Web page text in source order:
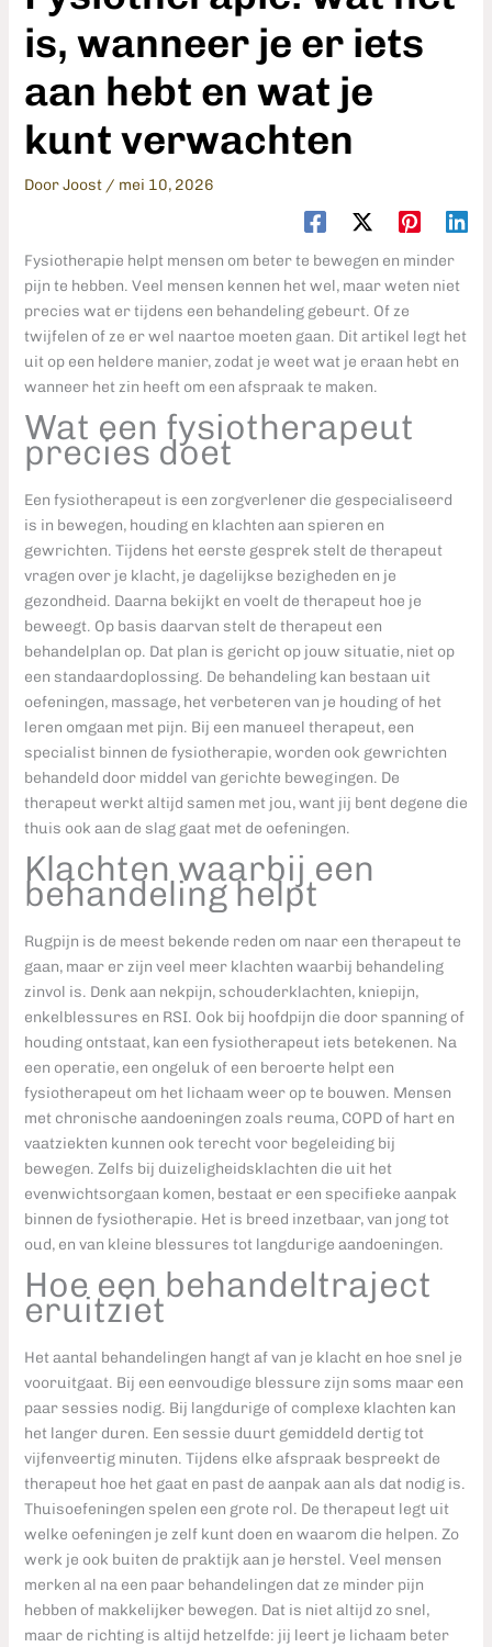
is, wanneer je er iets
aan hebt en wat je
kunt verwachten
DoorJoost / mei 10, 2026
Fysiotherapie helpt mensen om beter te bewegen en minder
pijn te hebben. Veel mensen kennen het wel, maar weten niet
precies wat er tijdens een behandeling gebeurt. Of ze
twijfelen of ze er wel naartoe moeten gaan. Dit artikel legt het
uit op een heldere manier, zodat je weet wat je eraan hebt en
wanneer het zin heeft om een afspraak te maken.
Wat een fysiotherapeut
precies doet
Een fysiotherapeut is een zorgverlener die gespecialiseerd
is in bewegen, houding en klachten aan spieren en
gewrichten. Tijdens het eerste gesprek stelt de therapeut
vragen over je klacht, je dagelijkse bezigheden en je
gezondheid. Daarna bekijkt en voelt de therapeut hoe je
beweegt. Op basis daarvan stelt de therapeut een
behandelplan op. Dat plan is gericht op jouw situatie, niet op
een standaardoplossing. De behandeling kan bestaan uit
oefeningen, massage, het verbeteren van je houding of het
leren omgaan met pijn. Bij een manueel therapeut, een
specialist binnen de fysiotherapie, worden ook gewrichten
behandeld door middel van gerichte bewegingen. De
therapeut werkt altijd samen met jou, want jij bent degene die
thuis ook aan de slag gaat met de oefeningen.
Klachten waarbij een
behandeling helpt
Rugpijn is de meest bekende reden om naar een therapeut te
gaan, maar er zijn veel meer klachten waarbij behandeling
zinvol is. Denk aan nekpijn, schouderklachten, kniepijn,
enkelblessures en RSI. Ook bij hoofdpijn die door spanning of
houding ontstaat, kan een fysiotherapeut iets betekenen. Na
een operatie, een ongeluk of een beroerte helpt een
fysiotherapeut om het lichaam weer op te bouwen. Mensen
met chronische aandoeningen zoals reuma, COPD of hart en
vaatziekten kunnen ook terecht voor begeleiding bij
bewegen. Zelfs bij duizeligheidsklachten die uit het
evenwichtsorgaan komen, bestaat er een specifieke aanpak
binnen de fysiotherapie. Het is breed inzetbaar, van jong tot
oud, en van kleine blessures tot langdurige aandoeningen.
Hoe een behandeltraject
eruitziet
Het aantal behandelingen hangt af van je klacht en hoe snel je
vooruitgaat. Bij een eenvoudige blessure zijn soms maar een
paar sessies nodig. Bij langdurige of complexe klachten kan
het langer duren. Een sessie duurt gemiddeld dertig tot
vijfenveertig minuten. Tijdens elke afspraak bespreekt de
therapeut hoe het gaat en past de aanpak aan als dat nodig is.
Thuisoefeningen spelen een grote rol. De therapeut legt uit
welke oefeningen je zelf kunt doen en waarom die helpen. Zo
werk je ook buiten de praktijk aan je herstel. Veel mensen
merken al na een paar behandelingen dat ze minder pijn
hebben of makkelijker bewegen. Dat is niet altijd zo snel,
maar de richting is altijd hetzelfde: jij leert je lichaam beter